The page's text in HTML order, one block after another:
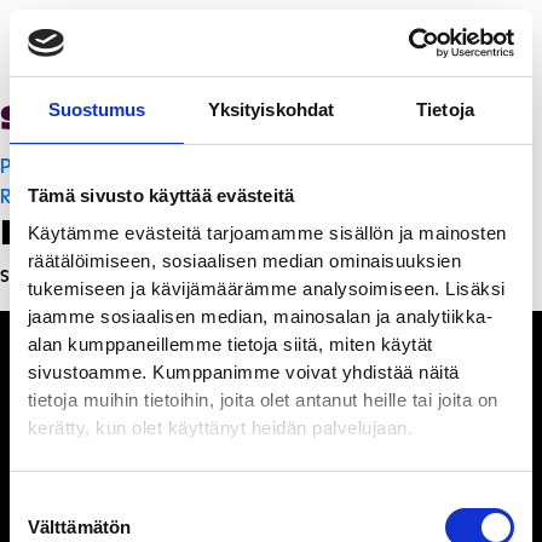
Suostumus Yksityiskohdat Tietoja
Tämä sivusto käyttää evästeitä
Käytämme evästeitä tarjoamamme sisällön ja mainosten
räätälöimiseen, sosiaalisen median ominaisuuksien
tukemiseen ja kävijämäärämme analysoimiseen. Lisäksi
jaamme sosiaalisen median, mainosalan ja analytiikka-
alan kumppaneillemme tietoja siitä, miten käytät
sivustoamme. Kumppanimme voivat yhdistää näitä
tietoja muihin tietoihin, joita olet antanut heille tai joita on
kerätty, kun olet käyttänyt heidän palvelujaan.
valinta
Välttämätön
Sakura Teppanyaki
Artikkelien
selaus
PanchoVilla
Ravintola Sofia
Leave a Reply
Sinun täytyy kirjautua sisään